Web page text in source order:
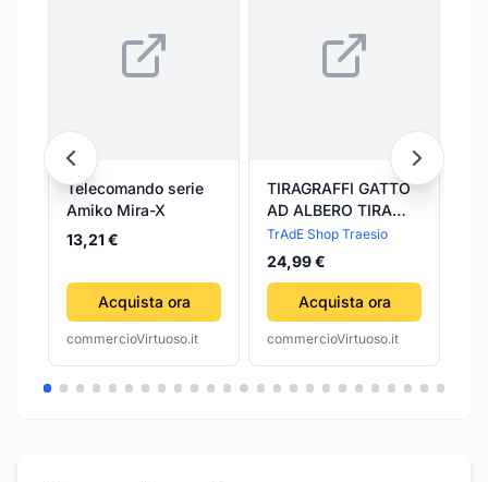
Telecomando serie
Amiko Mira-X
13,21 €
Acquista ora
commercioVirtuoso.it
TIRAGRAFFI GATTO
AD ALBERO TIRA
GRAFFI GIOCO PER
GATTI TAPPETO
BASE A FORMA
ORMA
TrAdE Shop Traesio
24,99 €
Acquista ora
commercioVirtuoso.it